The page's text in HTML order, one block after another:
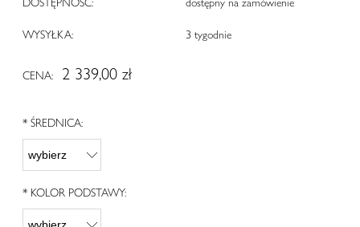
WYSYŁKA: 3 tygodnie
CENA: 2 339,00 zł
* ŚREDNICA:
* KOLOR PODSTAWY: